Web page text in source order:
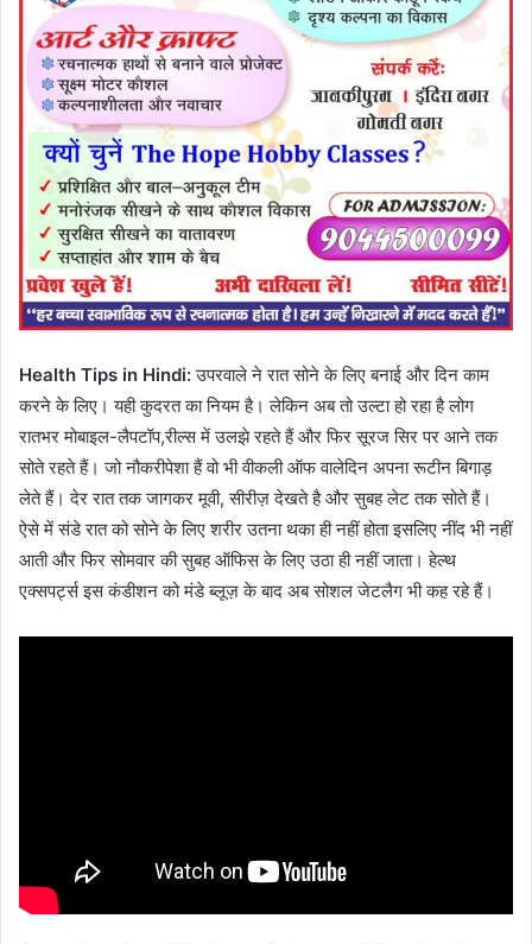
Health Tips in Hindi:उपरवाले ने रात सोने के लिए बनाई और दिन काम
करने के लिए। यही कुदरत का नियम है। लेकिन अब तो उल्टा हो रहा है लोग
रातभर मोबाइल-लैपटॉप,रील्स में उलझे रहते हैं और फिर सूरज सिर पर आने तक
सोते रहते हैं। जो नौकरीपेशा हैं वो भी वीकली ऑफ वालेदिन अपना रूटीन बिगाड़
लेते हैं। देर रात तक जागकर मूवी, सीरीज़ देखते है और सुबह लेट तक सोते हैं।
ऐसे में संडे रात को सोने के लिए शरीर उतना थका ही नहीं होता इसलिए नींद भी नहीं
आती और फिर सोमवार की सुबह ऑफिस के लिए उठा ही नहीं जाता। हेल्थ
एक्सपर्ट्स इस कंडीशन को मंडे ब्लूज़ के बाद अब सोशल जेटलैग भी कह रहे हैं।